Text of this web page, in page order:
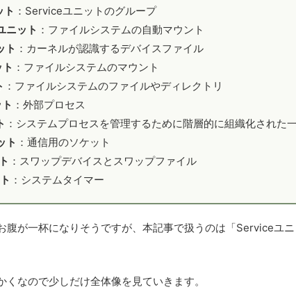
：Serviceユニットのグループ
ット ：ファイルシステムの自動マウント
ト ：カーネルが認識するデバイスファイル
：ファイルシステムのマウント
：ファイルシステムのファイルやディレクトリ
：外部プロセス
：システムプロセスを管理するために階層的に組織化された
ト ：通信用のソケット
：スワップデバイスとスワップファイル
：システムタイマー
腹が一杯になりそうですが、本記事で扱うのは「Serviceユ
くなので少しだけ全体像を見ていきます。